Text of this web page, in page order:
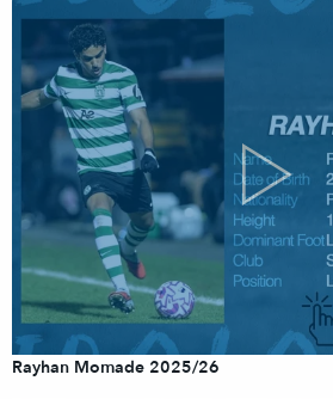
Rayhan Momade 2025/26